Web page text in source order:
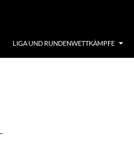
LIGA UND RUNDENWETTKÄMPFE